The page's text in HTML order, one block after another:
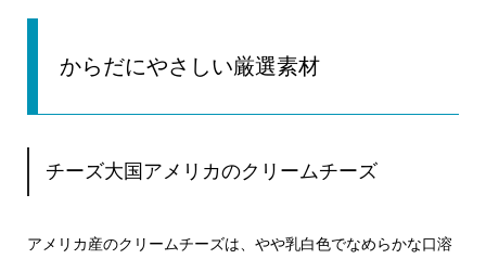
からだにやさしい厳選素材
チーズ大国アメリカのクリームチーズ
アメリカ産のクリームチーズは、やや乳白色でなめらかな口溶